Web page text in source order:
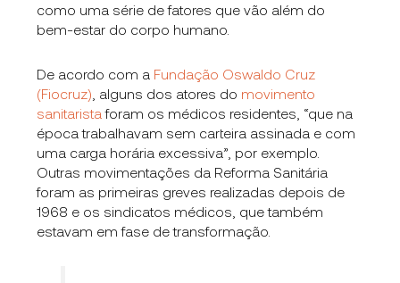
como uma série de fatores que vão além do
bem-estar do corpo humano.
De acordo com a Fundação Oswaldo Cruz
(Fiocruz) , alguns dos atores do movimento
sanitarista foram os médicos residentes, “que na
época trabalhavam sem carteira assinada e com
uma carga horária excessiva”, por exemplo.
Outras movimentações da Reforma Sanitária
foram as primeiras greves realizadas depois de
1968 e os sindicatos médicos, que também
estavam em fase de transformação.